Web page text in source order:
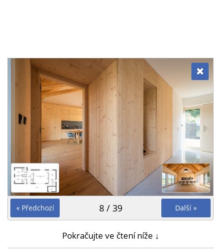
« Předchozí Další »
8 / 39
Pokračujte ve čtení níže ↓